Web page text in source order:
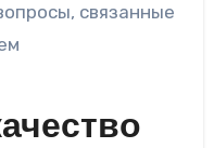
связанные